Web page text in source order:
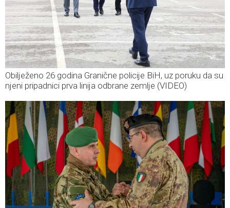
Obilježeno 26 godina Granične policije BiH, uz poruku da su
njeni pripadnici prva linija odbrane zemlje (VIDEO)